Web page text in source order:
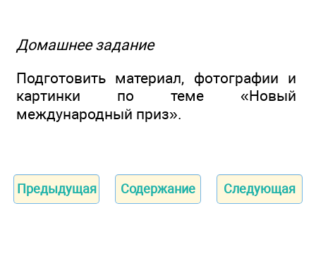
Домашнее задание
Подготовить материал, фотографии и
картинки по теме «Новый
международный приз».
Предыдущая Содержание Следующая